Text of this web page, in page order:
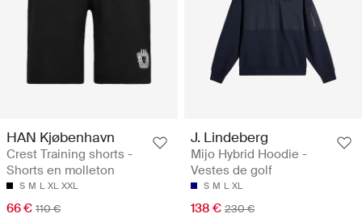
HAN Kjøbenhavn
Crest Training shorts -
Shorts en molleton
S M L XL XXL
66 € 110 €
J. Lindeberg
Mijo Hybrid Hoodie -
Vestes de golf
S M L XL
138 € 230 €